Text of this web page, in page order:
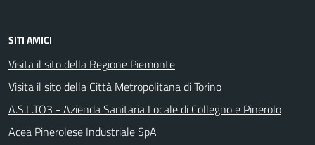
SITI AMICI
Visita il sito della Regione Piemonte
Visita il sito della Città Metropolitana di Torino
A.S.L.TO3 - Azienda Sanitaria Locale di Collegno e Pinerolo
Acea Pinerolese Industriale SpA